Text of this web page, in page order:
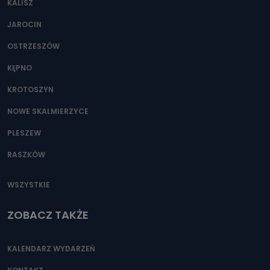
Można to zrobić pod numerem telefonu 62 735-51-05 lub
KALISZ
JAROCIN
OSTRZESZÓW
KĘPNO
KROTOSZYN
NOWE SKALMIERZYCE
PLESZEW
RASZKÓW
WSZYSTKIE
ZOBACZ TAKŻE
KALENDARZ WYDARZEŃ